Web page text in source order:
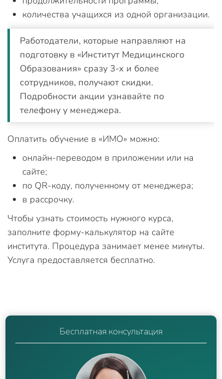
количества учащихся из одной организации.
Работодатели, которые направляют на
подготовку в «Институт Медицинского
Образования» сразу 3-х и более
сотрудников, получают скидки.
Подробности акции узнавайте по
телефону у менеджера.
Оплатить обучение в «ИМО» можно:
онлайн-переводом в приложении или на
сайте;
по QR-коду, полученному от менеджера;
в рассрочку.
Чтобы узнать стоимость нужного курса,
заполните форму-калькулятор на сайте
института. Процедура занимает менее минуты.
Услуга предоставляется бесплатно.
Бесплатная консультация